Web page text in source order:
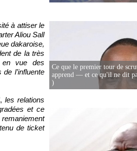
à attiser le
Aliou Sall
dakaroise,
de la très
en vue des
l’influente
les relations
et ce
de ticket
Ce que le premier tour de
apprend — et ce qu'il ne dit
)